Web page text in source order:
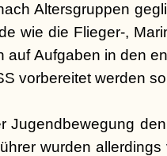
Altersgruppen
wie die Flieger-,
auf Aufgaben in den
vorbereitet werden
Jugendbewegung
wurden